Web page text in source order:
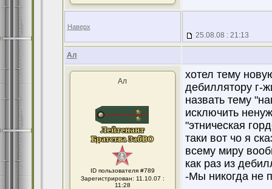
Наверх
25.08.08 : 21:13
Ал
Ал
ID пользователя #789
Зарегистрирован: 11.10.07 :
11:28
хотел тему
дебиллятору г-
назвать тему
исключить
"этническая
таки вот чо я
всему миру
как раз из
-Мы никогда не